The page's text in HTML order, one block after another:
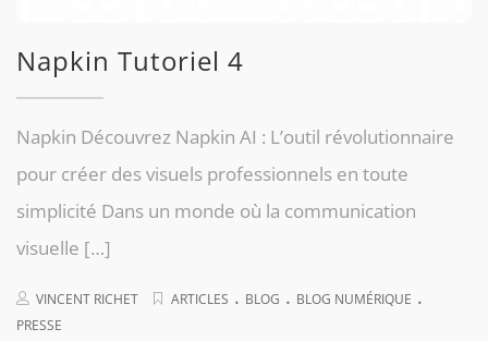
Napkin Tutoriel 4
Napkin Découvrez Napkin AI : L’outil révolutionnaire
pour créer des visuels professionnels en toute
simplicité Dans un monde où la communication
visuelle […]
VINCENT RICHET ARTICLES . BLOG . BLOG NUMÉRIQUE .
PRESSE